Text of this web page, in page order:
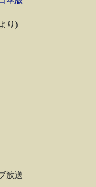
り)
放送